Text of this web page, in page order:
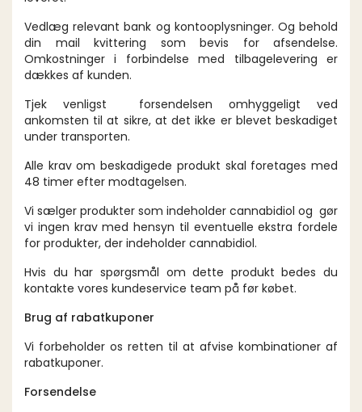
Vedlæg relevant bank og kontooplysninger. Og behold
din mail kvittering som bevis for afsendelse.
Omkostninger i forbindelse med tilbagelevering er
dækkes af kunden.
Tjek venligst forsendelsen omhyggeligt ved
ankomsten til at sikre, at det ikke er blevet beskadiget
under transporten.
Alle krav om beskadigede produkt skal foretages med
48 timer efter modtagelsen.
Vi sælger produkter som indeholder cannabidiol og gør
vi ingen krav med hensyn til eventuelle ekstra fordele
for produkter, der indeholder cannabidiol.
Hvis du har spørgsmål om dette produkt bedes du
kontakte vores kundeservice team på før købet.
Brug af rabatkuponer
Vi forbeholder os retten til at afvise kombinationer af
rabatkuponer.
Forsendelse